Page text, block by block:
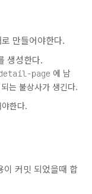
만들어야한다.
생성한다.
page 에 남
는 불상사가 생긴다.
한다.
이 커밋 되었을때 합